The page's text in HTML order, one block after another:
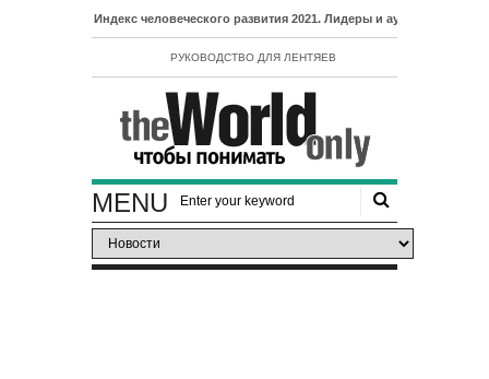
- Индекс человеческого развития 2021. Лидеры и аутсайдеры рейтинга ИЧР
РУКОВОДСТВО ДЛЯ ЛЕНТЯЕВ
MENU